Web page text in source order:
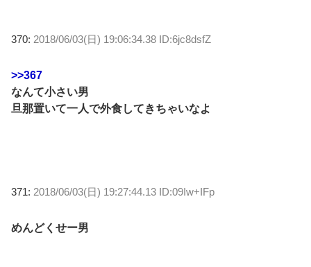
370: 2018/06/03(日) 19:06:34.38 ID:6jc8dsfZ
>>367
なんて小さい男
旦那置いて一人で外食してきちゃいなよ
371: 2018/06/03(日) 19:27:44.13 ID:09Iw+IFp
めんどくせー男